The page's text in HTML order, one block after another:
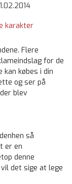
karakter
Flere
for de
købes i din
og ser på
blev
så
er en
denne
det sige at lege